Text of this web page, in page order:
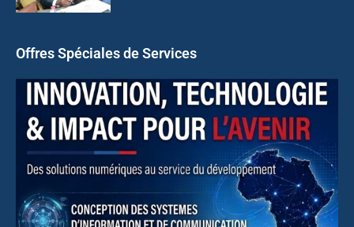
Offres Spéciales de Services